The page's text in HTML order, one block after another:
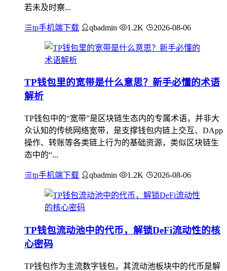
若未及时察...
tp手机端下载 qbadmin 1.2K 2026-08-06
TP钱包里的宽带是什么意思？新手必懂的术语
解析
TP钱包中的“宽带”是区块链生态内的专属术语，并非大
众认知的传统网络宽带，是支撑钱包内链上交互、DApp
操作、转账等各类链上行为的基础资源，类似区块链生
态中的“...
tp手机端下载 qbadmin 1.2K 2026-08-06
TP钱包流动池中的代币，解锁DeFi流动性的核
心密码
TP钱包作为主流数字钱包，其流动池板块中的代币是解